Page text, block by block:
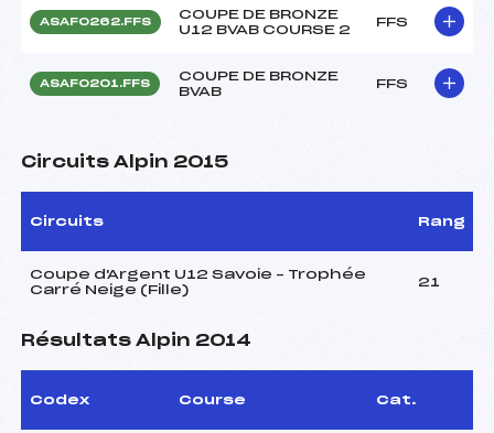
ASAF0262.FFS
COUPE DE BRONZE
U12 BVAB COURSE 2
FFS
ASAF0201.FFS
COUPE DE BRONZE
BVAB
FFS
Circuits Alpin 2015
Circuits Rang
Coupe d'Argent U12 Savoie – Trophée
Carré Neige (Fille)
21
Résultats Alpin 2014
Codex Course Cat.